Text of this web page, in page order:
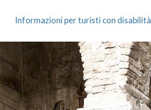
Informazioni per turisti con disabilità